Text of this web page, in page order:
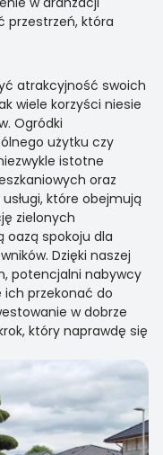
przestrzeń, która
atrakcyjność swoich
wiele korzyści niesie
Ogródki
użytku czy
istotne
oraz
które obejmują
zielonych
oazą spokoju dla
Dzięki naszej
potencjalni nabywcy
przekonać do
w dobrze
który naprawdę się